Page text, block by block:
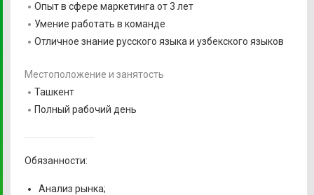
Опыт в сфере маркетинга от 3 лет
Умение работать в команде
Отличное знание русского языка и узбекского языков
Местоположение и занятость
Ташкент
Полный рабочий день
Обязанности:
Анализ рынка;